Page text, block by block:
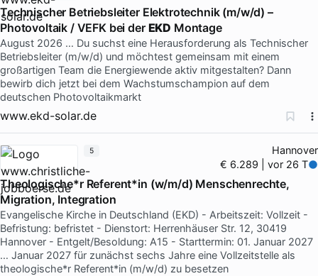
Technischer Betriebsleiter Elektrotechnik (m/w/d) –
Photovoltaik / VEFK bei der EKD Montage
August 2026 … Du suchst eine Herausforderung als Technischer
Betriebsleiter (m/w/d) und möchtest gemeinsam mit einem
großartigen Team die Energiewende aktiv mitgestalten? Dann
bewirb dich jetzt bei dem Wachstumschampion auf dem
deutschen Photovoltaikmarkt
www.ekd-solar.de
Hannover
€ 6.289 | vor 26 T
Theologische*r Referent*in (w/m/d) Menschenrechte,
Migration, Integration
Evangelische Kirche in Deutschland (EKD) - Arbeitszeit: Vollzeit -
Befristung: befristet - Dienstort: Herrenhäuser Str. 12, 30419
Hannover - Entgelt/Besoldung: A15 - Starttermin: 01. Januar 2027
… Januar 2027 für zunächst sechs Jahre eine Vollzeitstelle als
theologische*r Referent*in (m/w/d) zu besetzen
5